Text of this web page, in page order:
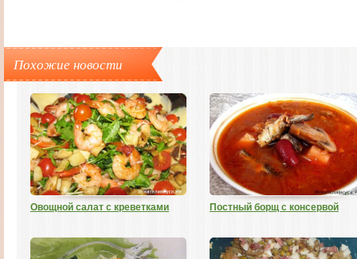
Похожие новости
Овощной салат с креветками Постный борщ с консервой